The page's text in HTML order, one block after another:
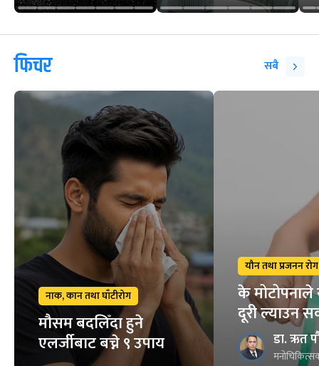
फिचर सबै
नाक, कान तथा घाँटीरोग
मौसम बदलिँदा हुने
एलर्जीबाट बच्ने ९ उपाय
यौन तथा प्रजनन रोग
के मोटोपनाले
दूरी ल्याउन
डा. ऋत